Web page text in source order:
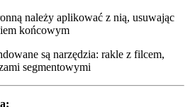
należy aplikować z nią, usuwając
końcowym
są narzędzia: rakle z filcem,
segmentowymi